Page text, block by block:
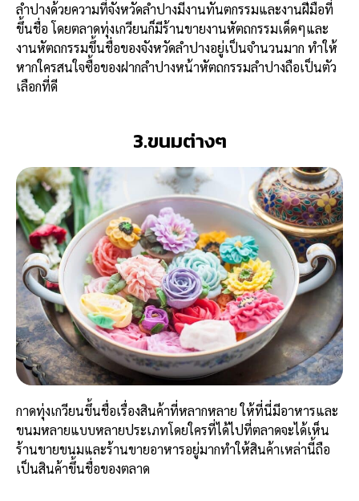
ลำปางด้วยความที่จังหวัดลำปางมีงานทันตกรรมและงานฝีมือที่
ขึ้นชื่อ โดยตลาดทุ่งเกวียนก็มีร้านขายงานหัตถกรรมเด็ดๆและ
งานหัตถกรรมขึ้นชื่อของจังหวัดลำปางอยู่เป็นจำนวนมาก ทำให้
หากใครสนใจซื้อของฝากลำปางหน้าหัตถกรรมลำปางถือเป็นตัว
เลือกที่ดี
3.ขนมต่างๆ
กาดทุ่งเกวียนขึ้นชื่อเรื่องสินค้าที่หลากหลาย ให้ที่นี่มีอาหารและ
ขนมหลายแบบหลายประเภทโดยใครที่ได้ไปที่ตลาดจะได้เห็น
ร้านขายขนมและร้านขายอาหารอยู่มากทำให้สินค้าเหล่านี้ถือ
เป็นสินค้าขึ้นชื่อของตลาด